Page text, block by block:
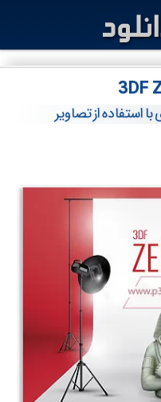
استفاده از تصاویر